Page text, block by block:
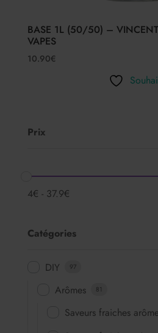
BASE 1L (50/50) –
VAPES
10.90€
Prix
4€ - 37.9€
Catégories
DIY 97
Arômes 81
Saveurs fraiches